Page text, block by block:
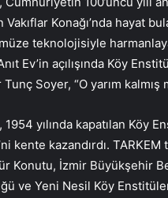
Vakıflar Konağı’nda
teknolojisiyle
Ev’in açılışında Köy
Soyer, “O yarım
yılında kapatılan Köy
kente kazandırdı.
Konutu, İzmir Büyükşehir
ve Yeni Nesil Köy